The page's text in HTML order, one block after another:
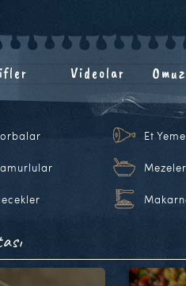
Videolar
Et
Mezeler